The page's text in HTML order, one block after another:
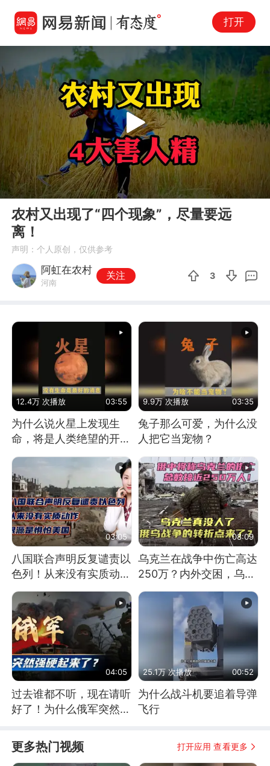
打开
00:00 02:00
Play
农村又出现了“四个现象”，尽量要远
离！
声明：个人原创，仅供参考
阿虹在农村
河南
关注 3
12.4万 次播放 03:55
为什么说火星上发现生
命，将是人类绝望的开
9.9万 次播放 03:35
兔子那么可爱，为什么没
人把它当宠物？
03:05
八国联合声明反复谴责以
色列！从来没有实质动
作！根源是惧怕美国
08:09
乌克兰在战争中伤亡高达
250万？内外交困，乌克
兰这下真没人了！
04:05
过去谁都不听，现在请听
好了！为什么俄军突然强
25.1万 次播放 00:52
为什么战斗机要追着导弹
飞行
更多热门视频 打开应用 查看更多